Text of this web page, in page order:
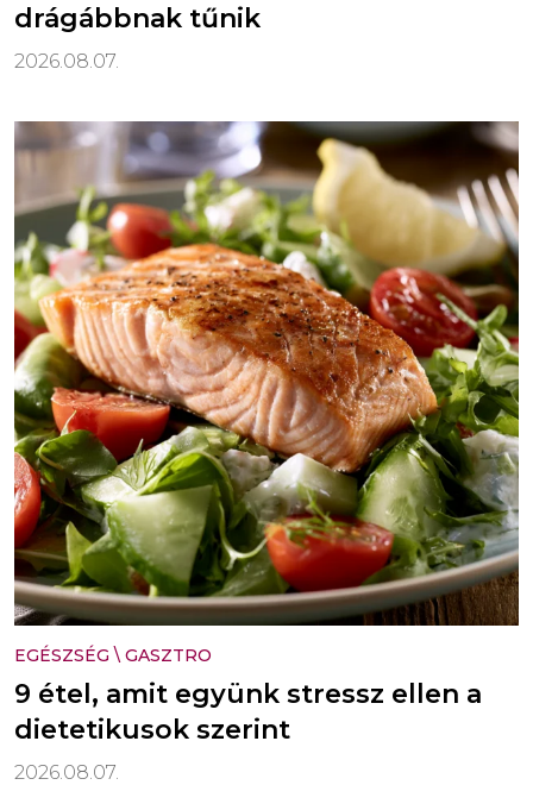
drágábbnak tűnik
2026.08.07.
EGÉSZSÉG \ GASZTRO
9 étel, amit együnk stressz ellen a
dietetikusok szerint
2026.08.07.